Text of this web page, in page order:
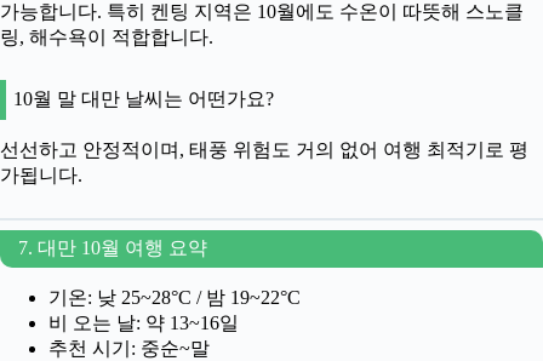
가능합니다. 특히 켄팅 지역은 10월에도 수온이 따뜻해 스노클
링, 해수욕이 적합합니다.
10월 말 대만 날씨는 어떤가요?
선선하고 안정적이며, 태풍 위험도 거의 없어 여행 최적기로 평
가됩니다.
7. 대만 10월 여행 요약
기온: 낮 25~28°C / 밤 19~22°C
비 오는 날: 약 13~16일
추천 시기: 중순~말